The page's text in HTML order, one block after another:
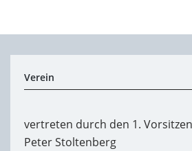
Verein
vertreten durch den 1.
Peter Stoltenberg